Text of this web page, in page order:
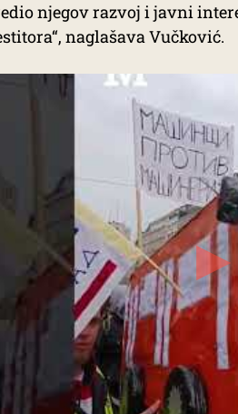
njegov razvoj i javni
naglašava Vučković.